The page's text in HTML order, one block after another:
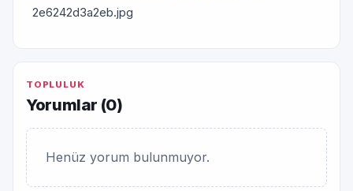
2e6242d3a2eb.jpg
TOPLULUK
Yorumlar (0)
Henüz yorum bulunmuyor.